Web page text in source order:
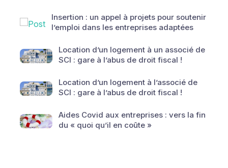
Insertion : un appel à projets pour soutenir
l’emploi dans les entreprises adaptées
Location d’un logement à un associé de
SCI : gare à l’abus de droit fiscal !
Location d’un logement à l’associé de
SCI : gare à l’abus de droit fiscal !
Aides Covid aux entreprises : vers la fin
du « quoi qu’il en coûte »